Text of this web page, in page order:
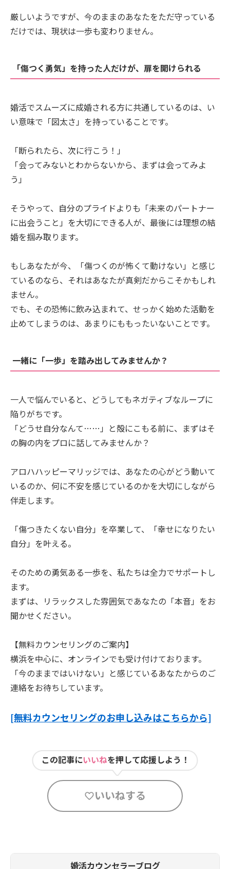
厳しいようですが、今のままのあなたをただ守っている
だけでは、現状は一歩も変わりません。
「傷つく勇気」を持った人だけが、扉を開けられる
婚活でスムーズに成婚される方に共通しているのは、い
い意味で「図太さ」を持っていることです。
「断られたら、次に行こう！」
「会ってみないとわからないから、まずは会ってみよ
う」
そうやって、自分のプライドよりも「未来のパートナー
に出会うこと」を大切にできる人が、最後には理想の結
婚を掴み取ります。
もしあなたが今、「傷つくのが怖くて動けない」と感じ
ているのなら、それはあなたが真剣だからこそかもしれ
ません。
でも、その恐怖に飲み込まれて、せっかく始めた活動を
止めてしまうのは、あまりにももったいないことです。
一緒に「一歩」を踏み出してみませんか？
一人で悩んでいると、どうしてもネガティブなループに
陥りがちです。
「どうせ自分なんて……」と殻にこもる前に、まずはそ
の胸の内をプロに話してみませんか？
アロハハッピーマリッジでは、あなたの心がどう動いて
いるのか、何に不安を感じているのかを大切にしながら
伴走します。
「傷つきたくない自分」を卒業して、「幸せになりたい
自分」を叶える。
そのための勇気ある一歩を、私たちは全力でサポートし
ます。
まずは、リラックスした雰囲気であなたの「本音」をお
聞かせください。
【無料カウンセリングのご案内】
横浜を中心に、オンラインでも受け付けております。
「今のままではいけない」と感じているあなたからのご
連絡をお待ちしています。
[無料カウンセリングのお申し込みはこちらから]
この記事にいいねを押して応援しよう！
いいねする
婚活カウンセラーブログ